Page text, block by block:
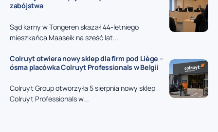
zabójstwa
Sąd karny w Tongeren skazał 44-letniego
mieszkańca Maaseik na sześć lat...
Colruyt otwiera nowy sklep dla firm pod Liège –
ósma placówka Colruyt Professionals w Belgii
Colruyt Group otworzyła 5 sierpnia nowy sklep
Colruyt Professionals w...